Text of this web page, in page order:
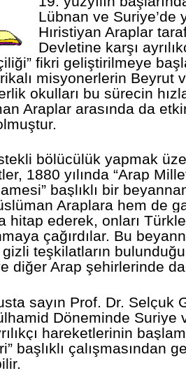
Lübnan ve Suriye’de
Hıristiyan Araplar
Devletine karşı
fikri geliştirilmeye
misyonerlerin Beyrut
okulları bu sürecin
Araplar arasında da
bölücülük yapmak
1880 yılında “Arap
başlıklı bir
Araplara hem de
hitap ederek, onları
çağırdılar. Bu
teşkilatların
diğer Arap şehirlerinde
sayın Prof. Dr. Selçuk
Döneminde Suriye
hareketlerinin
başlıklı çalışmasından